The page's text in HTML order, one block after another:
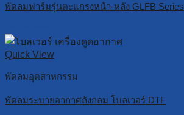
พัดลมฟาร์มรุ่นตะแกรงหน้า-หลัง GLFB Series
Quick View
พัดลมอุตสาหกรรม
พัดลมระบายอากาศถังกลม โบลเวอร์ DTF